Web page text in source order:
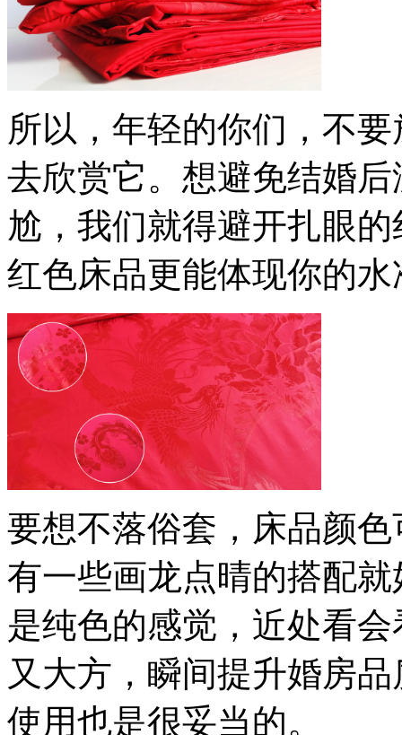
所以，年轻的你们，不
去欣赏它。想避免结婚
尬，我们就得避开扎眼
红色床品更能体现你的水
要想不落俗套，床品颜
有一些画龙点晴的搭配
是纯色的感觉，近处看
又大方，瞬间提升婚房
使用也是很妥当的。